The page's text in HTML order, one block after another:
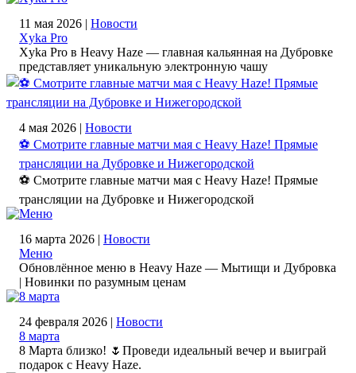
11 мая 2026 | Новости
Xyka Pro
Xyka Pro в Heavy Haze — главная кальянная на Дубровке
представляет уникальную электронную чашу
4 мая 2026 | Новости
⚽️ Смотрите главные матчи мая с Heavy Haze! Прямые
трансляции на Дубровке и Нижегородской
⚽️ Смотрите главные матчи мая с Heavy Haze! Прямые
трансляции на Дубровке и Нижегородской
16 марта 2026 | Новости
Меню
Обновлённое меню в Heavy Haze — Мытищи и Дубровка
| Новинки по разумным ценам
24 февраля 2026 | Новости
8 марта
8 Марта близко! 🌷Проведи идеальный вечер и выиграй
подарок с Heavy Haze.